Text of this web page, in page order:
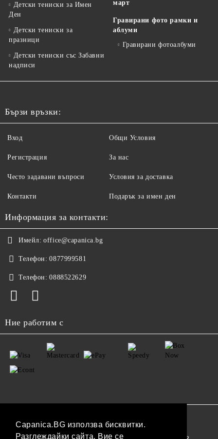
Capanica.BG използва бисквитки.
Разглеждайки сайта, Вие се
Детски тениски за Имен
Ден
Детски тениски за
празници
Детски тениски със Забавни
надписи
март
Гравирани фото рамки и
аблуми
Гравирани фотоалбуми
Бързи връзки:
Вход
Регистрация
Често задавани въпроси
Контакти
Общи Условия
За нас
Условия за доставка
Подарък за имен ден
Информация за контакти:
Имейл: office@capanica.bg
Телефон: 0877999581
Телефон: 0888522629
Ние работим с